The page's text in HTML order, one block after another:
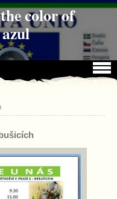
color of